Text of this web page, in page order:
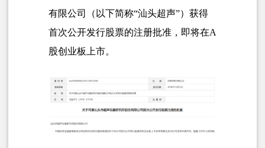
有限公司（以下简称“汕头超声”）获得
首次公开发行股票的注册批准，即将在A
股创业板上市。